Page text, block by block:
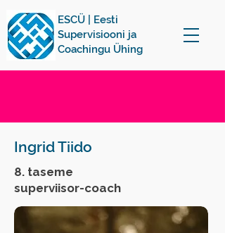
ESCÜ | Eesti
Supervisiooni ja
Coachingu Ühing
Ingrid Tiido
8. taseme
superviisor-coach